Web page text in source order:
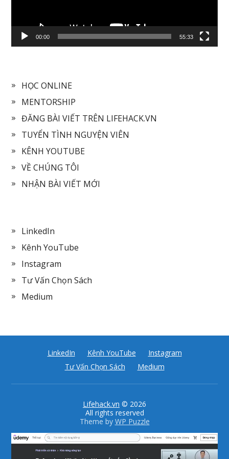
00:00 55:33
HỌC ONLINE
MENTORSHIP
ĐĂNG BÀI VIẾT TRÊN LIFEHACK.VN
TUYỂN TÌNH NGUYỆN VIÊN
KÊNH YOUTUBE
VỀ CHÚNG TÔI
NHẬN BÀI VIẾT MỚI
LinkedIn
Kênh YouTube
Instagram
Tư Vấn Chọn Sách
Medium
LinkedIn Kênh YouTube
Instagram
Tư Vấn Chọn Sách
Medium
Lifehack.vn © 2026
All rights reserved
Theme by WP Puzzle